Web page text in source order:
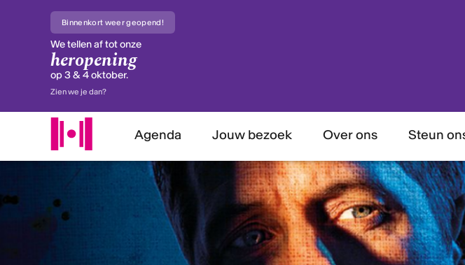
Binnenkort weer geopend!
We tellen af tot onze
heropening
op 3 & 4 oktober.
Zien we je dan?
Agenda Jouw bezoek Over ons Steun